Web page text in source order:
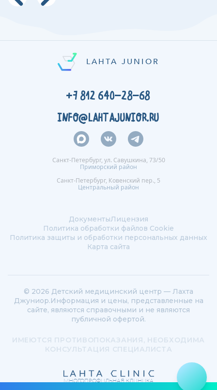
LAHTA JUNIOR
+7 812 640-28-68
INFO@LAHTAJUNIOR.RU
Санкт-Петербург, ул. Савушкина, 73/50
Приморский район
Санкт-Петербург, Ковенский пер., 5
Центральный район
ДокументыЛицензия
Политика обработки файлов Сookie
Политика защиты и обработки персональных данных
Карта сайта
© 2026 Детский медицинский центр — Лахта
Джуниор.Информация и цены, представленные на
сайте, являются справочными и не являются
публичной офертой.
ИМЕЮТСЯ ПРОТИВОПОКАЗАНИЯ, НЕОБХОДИМА
КОНСУЛЬТАЦИЯ СПЕЦИАЛИСТА
МНОГОПРОФИЛЬНАЯ КЛИНИКА